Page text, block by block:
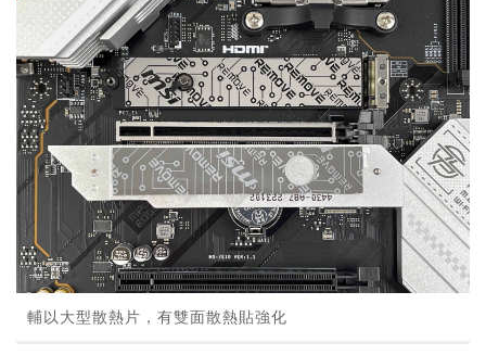
輔以大型散熱片，有雙面散熱貼強化